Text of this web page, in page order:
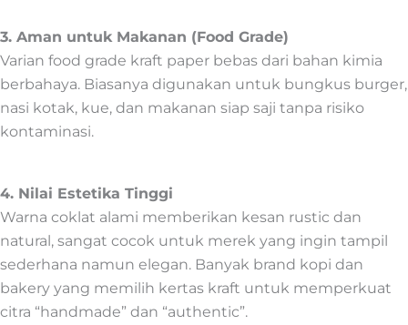
3. Aman untuk Makanan (Food Grade)
Varian food grade kraft paper bebas dari bahan kimia
berbahaya. Biasanya digunakan untuk bungkus burger,
nasi kotak, kue, dan makanan siap saji tanpa risiko
kontaminasi.
4. Nilai Estetika Tinggi
Warna coklat alami memberikan kesan rustic dan
natural, sangat cocok untuk merek yang ingin tampil
sederhana namun elegan. Banyak brand kopi dan
bakery yang memilih kertas kraft untuk memperkuat
citra “handmade” dan “authentic”.